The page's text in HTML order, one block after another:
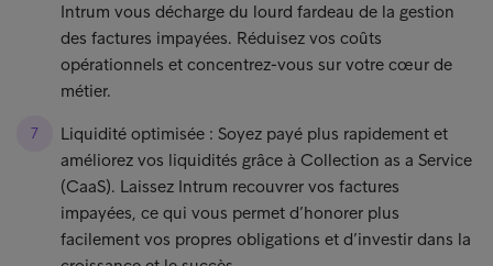
Intrum vous décharge du lourd fardeau de la gestion
des factures impayées. Réduisez vos coûts
opérationnels et concentrez-vous sur votre cœur de
métier.
Liquidité optimisée : Soyez payé plus rapidement et
améliorez vos liquidités grâce à Collection as a Service
(CaaS). Laissez Intrum recouvrer vos factures
impayées, ce qui vous permet d’honorer plus
facilement vos propres obligations et d’investir dans la